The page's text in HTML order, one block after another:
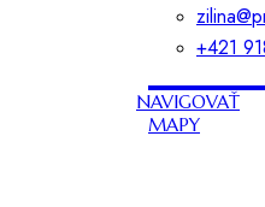
+421
NAVIGOVAŤ
MAPY